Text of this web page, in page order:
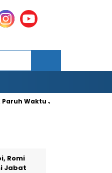
Jadi Penuh Waktu di
Romi
Jabat